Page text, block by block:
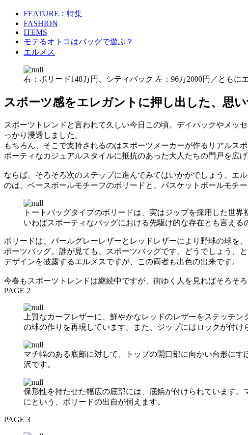
FEATURE：特集
FASHION
ITEMS
モテるオトコはバッグで遊ぶ？
エルメス
右：ボリード148万円、シティバック 左：96万2000円／ともに
スポーツ感をエレガントに押し出した、思い
スポーツトレンドと言われて久しい今日この頃。デイパックやメッ
っかり浸透しました。
もちろん、そこで支持されるのはスポーツメーカーが作るリアルス
ポーティなカジュアルスタイルに抵抗のあった大人たちの門戸を広げ
ならば、そろそろ次のステップに進んでみてはいかがでしょう。エ
のは、ベースボールモチーフのボリードと、バスケットボールモチ
トートバッグタイプのボリードは、実はジップを採用した世
いわばスポーティなバッグにおける先駆け的な存在とも言える
ボリードは、パールグレーレザーとレッドレザーにより野球の球を
ポーツバッグ。誰が見ても、スポーツバッグです。どうでしょう、
デザインを披露するエルメスですが、この両者も出色の出来です。
今春もスポーツトレンドは継続中ですが、街ゆく人を見ればそろそ
PAGE 2
上質なカーフレザーに、鮮やかなレッドのレザーをステッチ
の球の作りを再現しています。また、ジップにはロックが付け
マチ幅のある底部に対して、トップの開口部に向かい台形に
沢です。
保形性を持たせた幅広の底部には、底鋲が付けられています
にという、ボリードの出自が伺えます。
PAGE 3